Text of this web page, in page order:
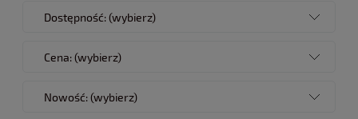
Dostępność: (wybierz)
Cena: (wybierz)
Nowość: (wybierz)